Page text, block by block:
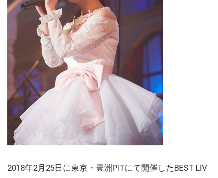
2018年2月25日に東京・豊洲PITにて開催したBEST LIV